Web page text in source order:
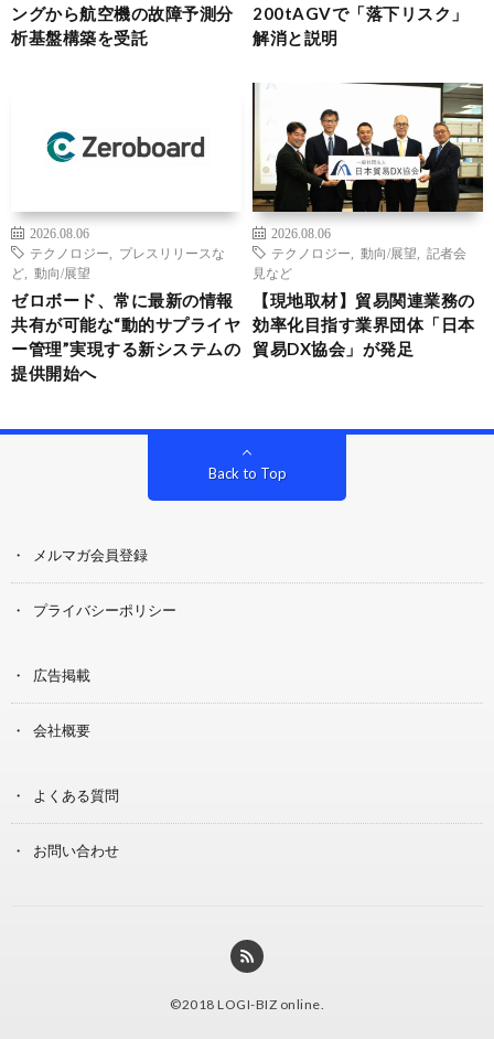
ングから航空機の故障予測分
析基盤構築を受託
200tAGVで「落下リスク」
解消と説明
2026.08.06
テクノロジー
プレスリリースな
ど
動向/展望
ゼロボード、常に最新の情報
共有が可能な“動的サプライヤ
ー管理”実現する新システムの
提供開始へ
2026.08.06
テクノロジー
動向/展望
記者会
見など
【現地取材】貿易関連業務の
効率化目指す業界団体「日本
貿易DX協会」が発足
Back to Top
メルマガ会員登録
プライバシーポリシー
広告掲載
会社概要
よくある質問
お問い合わせ
©2018 LOGI-BIZ online.